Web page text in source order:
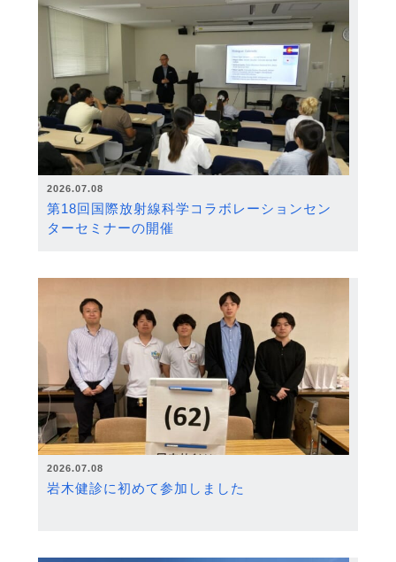
2026.07.08
第18回国際放射線科学コラボレーションセン
ターセミナーの開催
2026.07.08
岩木健診に初めて参加しました